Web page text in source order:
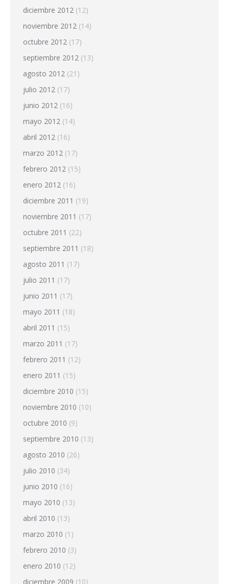
diciembre 2012 (12)
noviembre 2012 (14)
octubre 2012 (17)
septiembre 2012 (13)
agosto 2012 (21)
julio 2012 (17)
junio 2012 (16)
mayo 2012 (14)
abril 2012 (16)
marzo 2012 (17)
febrero 2012 (15)
enero 2012 (16)
diciembre 2011 (19)
noviembre 2011 (17)
octubre 2011 (22)
septiembre 2011 (18)
agosto 2011 (17)
julio 2011 (17)
junio 2011 (17)
mayo 2011 (18)
abril 2011 (15)
marzo 2011 (17)
febrero 2011 (12)
enero 2011 (15)
diciembre 2010 (15)
noviembre 2010 (10)
octubre 2010 (9)
septiembre 2010 (13)
agosto 2010 (26)
julio 2010 (34)
junio 2010 (16)
mayo 2010 (13)
abril 2010 (13)
marzo 2010 (1)
febrero 2010 (3)
enero 2010 (12)
diciembre 2009 (10)